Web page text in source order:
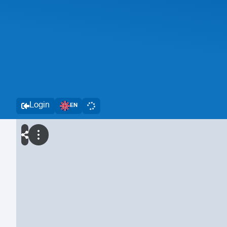
Login EN